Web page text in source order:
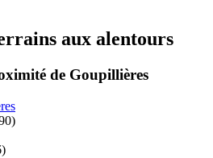
aux alentours
de Goupillières